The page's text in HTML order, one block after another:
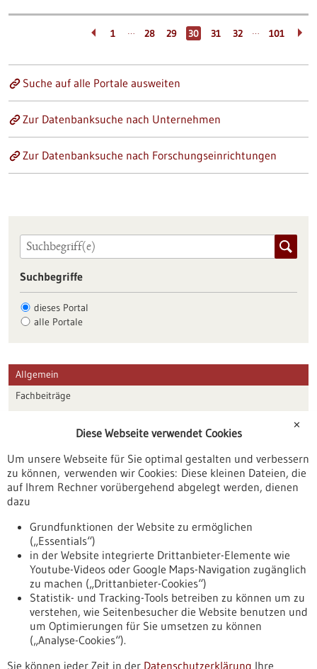
1 … 28 29 30 31 32 … 101
Suche auf alle Portale ausweiten
Zur Datenbanksuche nach Unternehmen
Zur Datenbanksuche nach Forschungseinrichtungen
Suchbegriffe
dieses Portal
alle Portale
Allgemein
Fachbeiträge
Veranstaltungen
Erscheinungsdatum
Nach oben
✕
Diese Webseite verwendet Cookies
Um unsere Webseite für Sie optimal gestalten und verbessern
zu können, verwenden wir Cookies: Diese kleinen Dateien, die
auf Ihrem Rechner vorübergehend abgelegt werden, dienen
dazu
Grundfunktionen der Website zu ermöglichen
(„Essentials“)
in der Website integrierte Drittanbieter-Elemente wie
Youtube-Videos oder Google Maps-Navigation zugänglich
zu machen („Drittanbieter-Cookies“)
Statistik- und Tracking-Tools betreiben zu können um zu
verstehen, wie Seitenbesucher die Website benutzen und
um Optimierungen für Sie umsetzen zu können
(„Analyse-Cookies“).
Sie können jeder Zeit in der Datenschutzerklärung Ihre